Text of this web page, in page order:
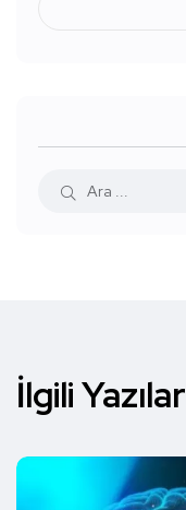
İlgili Yazılar